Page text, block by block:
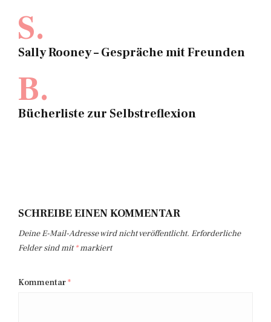
S.
Sally Rooney – Gespräche mit Freunden
B.
Bücherliste zur Selbstreflexion
SCHREIBE EINEN KOMMENTAR
Deine E-Mail-Adresse wird nicht veröffentlicht. Erforderliche
Felder sind mit*markiert
Kommentar*